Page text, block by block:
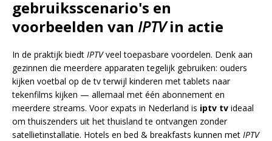
gebruiksscenario's en
voorbeelden van IPTVin actie
In de praktijk biedt IPTVveel toepasbare voordelen. Denk aan
gezinnen die meerdere apparaten tegelijk gebruiken: ouders
kijken voetbal op de tv terwijl kinderen met tablets naar
tekenfilms kijken — allemaal met één abonnement en
meerdere streams. Voor expats in Nederland is iptv tv ideaal
om thuiszenders uit het thuisland te ontvangen zonder
satellietinstallatie. Hotels en bed & breakfasts kunnen met IPTV